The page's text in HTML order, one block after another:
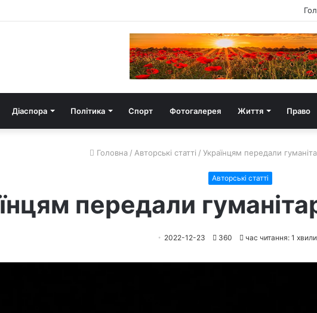
Діаспора Політика Спорт Фотогалерея Життя Право
Головна / Авторські статті / Українцям передали
Авторські статті
передали
2022-12-23 360 час читання: 1